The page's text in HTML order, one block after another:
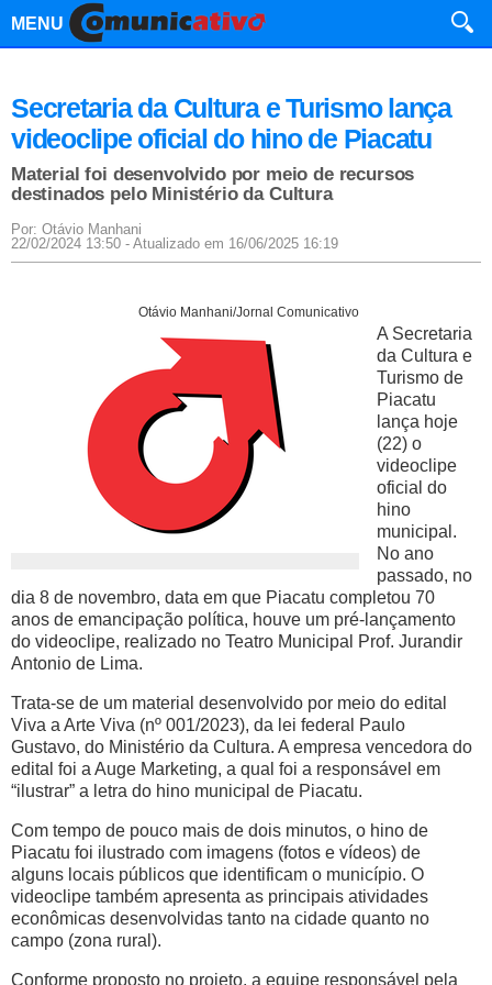
MENU
Secretaria da Cultura e Turismo lança
videoclipe oficial do hino de Piacatu
Material foi desenvolvido por meio de recursos
destinados pelo Ministério da Cultura
Por: Otávio Manhani
22/02/2024 13:50 - Atualizado em 16/06/2025 16:19
Otávio Manhani/Jornal Comunicativo
A Secretaria
da Cultura e
Turismo de
Piacatu
lança hoje
(22) o
videoclipe
oficial do
hino
municipal.
No ano
passado, no
dia 8 de novembro, data em que Piacatu completou 70
anos de emancipação política, houve um pré-lançamento
do videoclipe, realizado no Teatro Municipal Prof. Jurandir
Antonio de Lima.
Trata-se de um material desenvolvido por meio do edital
Viva a Arte Viva (nº 001/2023), da lei federal Paulo
Gustavo, do Ministério da Cultura. A empresa vencedora do
edital foi a Auge Marketing, a qual foi a responsável em
“ilustrar” a letra do hino municipal de Piacatu.
Com tempo de pouco mais de dois minutos, o hino de
Piacatu foi ilustrado com imagens (fotos e vídeos) de
alguns locais públicos que identificam o município. O
videoclipe também apresenta as principais atividades
econômicas desenvolvidas tanto na cidade quanto no
campo (zona rural).
Conforme proposto no projeto, a equipe responsável pela